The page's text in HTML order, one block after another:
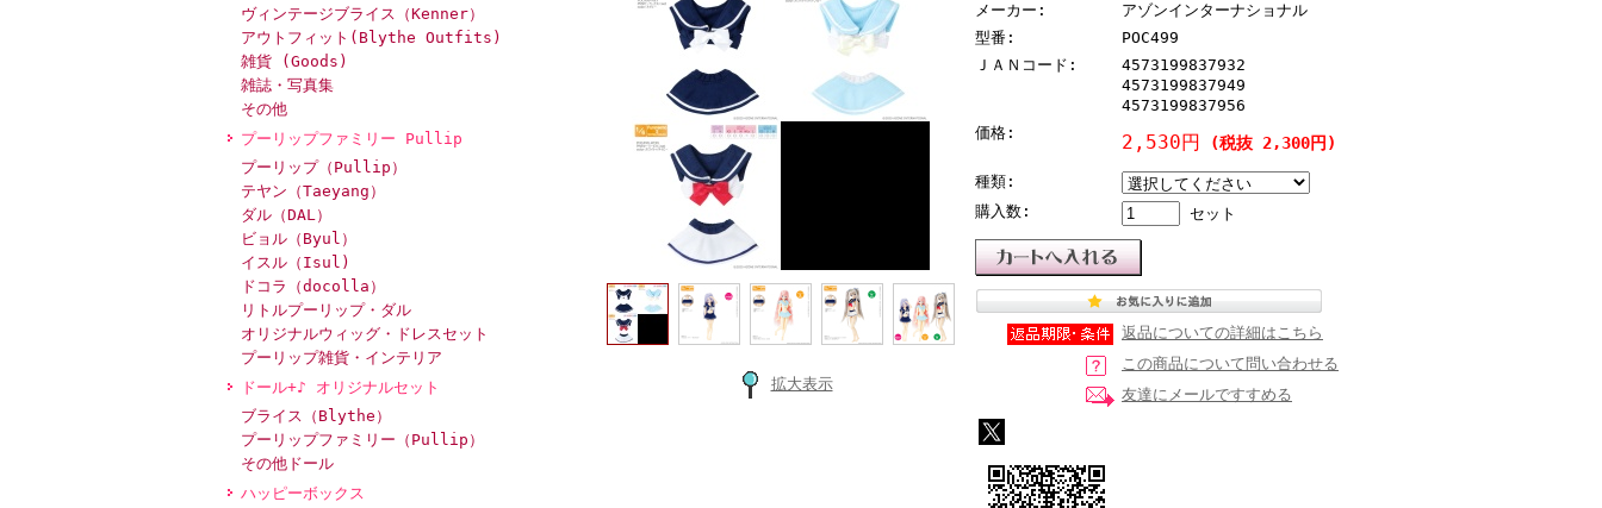
ヴィンテージブライス（Kenner）
アウトフィット(Blythe Outfits)
雑貨 (Goods)
雑誌・写真集
その他
プーリップファミリー Pullip
プーリップ（Pullip）
テヤン（Taeyang）
ダル（DAL）
ビョル（Byul）
イスル（Isul)
ドコラ（docolla）
リトルプーリップ・ダル
オリジナルウィッグ・ドレスセット
プーリップ雑貨・インテリア
ドール+♪ オリジナルセット
ブライス（Blythe）
プーリップファミリー（Pullip）
その他ドール
ハッピーボックス
拡大表示
メーカー:
アゾンインターナショナル
型番:
POC499
ＪＡＮコード:
4573199837932
4573199837949
4573199837956
価格:
2,530円 (税抜 2,300円)
種類:
購入数:
セット
返品についての詳細はこちら
この商品について問い合わせる
友達にメールですすめる